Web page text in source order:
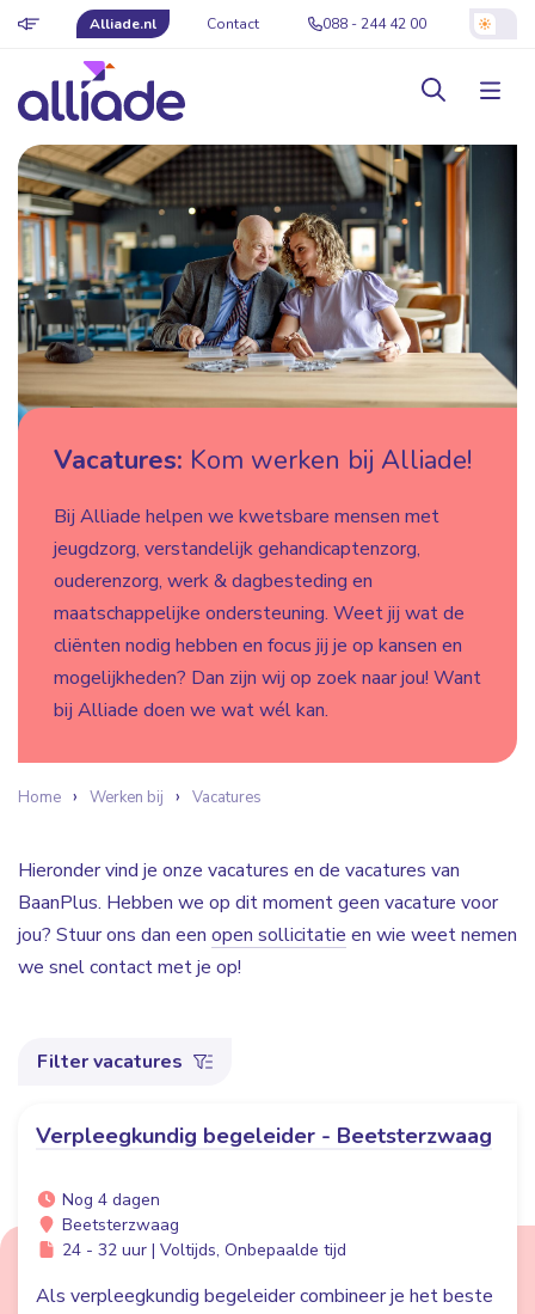
Alliade.nl Contact 088 - 244 42 00
Vacatures: Kom werken bij Alliade!
Bij Alliade helpen we kwetsbare mensen met
jeugdzorg, verstandelijk gehandicaptenzorg,
ouderenzorg, werk & dagbesteding en
maatschappelijke ondersteuning. Weet jij wat de
cliënten nodig hebben en focus jij je op kansen en
mogelijkheden? Dan zijn wij op zoek naar jou! Want
bij Alliade doen we wat wél kan.
Home Werken bij Vacatures
Hieronder vind je onze vacatures en de vacatures van
BaanPlus. Hebben we op dit moment geen vacature voor
jou? Stuur ons dan een open sollicitatie en wie weet nemen
we snel contact met je op!
Filter vacatures
Verpleegkundig begeleider - Beetsterzwaag
Nog 4 dagen
Beetsterzwaag
24 - 32 uur | Voltijds, Onbepaalde tijd
Als verpleegkundig begeleider combineer je het beste